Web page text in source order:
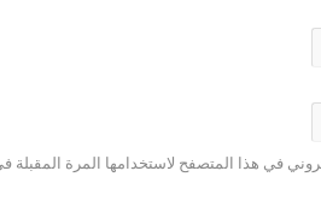
في هذا المتصفح لاستخدامها المرة المقبلة